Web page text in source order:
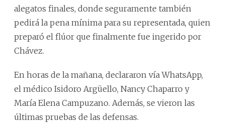
alegatos finales, donde seguramente también
pedirá la pena mínima para su representada, quien
preparó el flúor que finalmente fue ingerido por
Chávez.
En horas de la mañana, declararon vía WhatsApp,
el médico Isidoro Argüello, Nancy Chaparro y
María Elena Campuzano. Además, se vieron las
últimas pruebas de las defensas.